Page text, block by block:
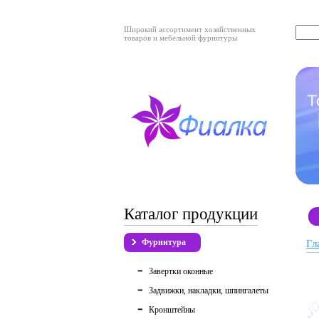
Широкий ассортимент хозяйственных
товаров и мебельной фурнитуры
Каталог продукции
Фурнитура
Завертки оконные
Задвижки, накладки, шпингалеты
Кронштейны